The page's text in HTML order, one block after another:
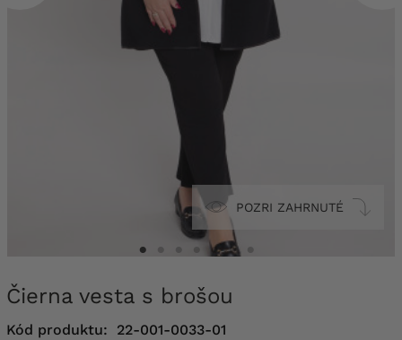
POZRI ZAHRNUTÉ
Čierna vesta s brošou
Kód produktu: 22-001-0033-01